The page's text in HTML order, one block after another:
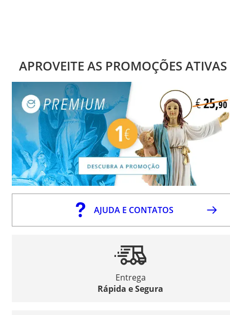
APROVEITE AS PROMOÇÕES ATIVAS
AJUDA E CONTATOS
Entrega
Rápida e Segura